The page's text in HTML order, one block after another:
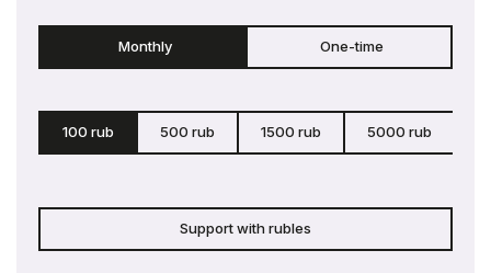
Monthly One-time
100 rub 500 rub 1500 rub 5000 rub
Support with rubles